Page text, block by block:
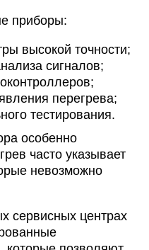
приборы:
высокой точности;
сигналов;
перегрева;
тестирования.
особенно
часто указывает
невозможно
сервисных центрах